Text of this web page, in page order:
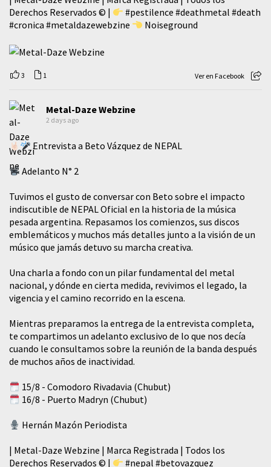
Derechos Reservados © |
#pestilence #deathmetal #death
#cronica #metaldazewebzine Noiseground
3 1 Ver en Facebook
Metal-Daze Webzine
2 days ago
Entrevista a Beto Vázquez de NEPAL
Adelanto N° 2
Tuvimos el gusto de conversar con Beto sobre el impacto
indiscutible de NEPAL Oficial en la historia de la música
pesada argentina. Repasamos los comienzos, sus discos
emblemáticos y muchos más detalles junto a la visión de un
músico que jamás detuvo su marcha creativa.
​Una charla a fondo con un pilar fundamental del metal
nacional, y dónde en cierta medida, revivimos el legado, la
vigencia y el camino recorrido en la escena.
Mientras preparamos la entrega de la entrevista completa,
te compartimos un adelanto exclusivo de lo que nos decía
cuando le consultamos sobre la reunión de la banda después
de muchos años de inactividad.
15/8 - Comodoro Rivadavia (Chubut)
16/8 - Puerto Madryn (Chubut)
Hernán Mazón Periodista
| Metal-Daze Webzine | Marca Registrada | Todos los
Derechos Reservados © |
#nepal #betovazquez